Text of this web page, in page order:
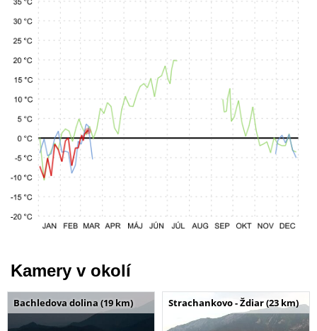
Kamery v okolí
Bachledova dolina (19 km) Strachankovo - Ždiar (23 km)